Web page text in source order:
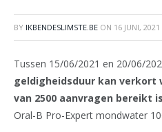
BY IKBENDESLIMSTE.BE ON 16 JUNI, 2021
Tussen 15/06/2021 en 20/06/
geldigheidsduur kan verkort
van 2500 aanvragen bereikt is
Oral-B Pro-Expert mondwater